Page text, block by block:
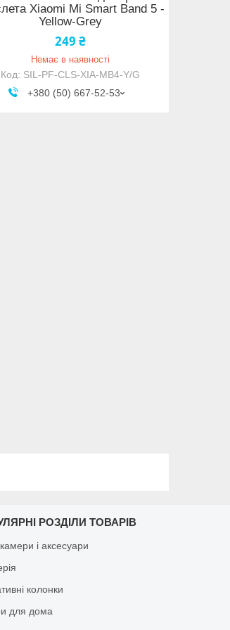
Xiaomi Mi Smart Band 5 -
Yellow-Grey
249 ₴
Немає в наявності
SIL-PF-CLS-XIA-MB4-Y/G
+380 (50) 667-52-53
РОЗДІЛИ ТОВАРІВ
і аксесуари
колонки
для дома